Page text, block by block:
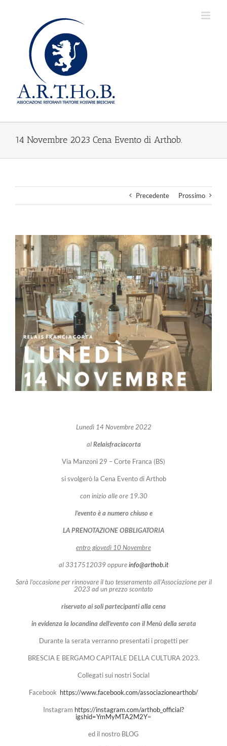
14 Novembre 2023 Cena Evento di Arthob.
Precedente Prossimo
Ingrandisci
immagine
Lunedì 14 Novembre 2022
alRelaisfraciacorta
Via Manzoni 29 – Corte Franca (BS)
si svolgerò la Cena Evento di Arthob
con inizio alle ore 19.30
l’evento è a numero chiuso e
LAPRENOTAZIONE OBBLIGATORIA
entro giovedì 10 Novembre
al 3317512039 oppureinfo@arthob.it
Sarà l’occasione per rinnovare il tuo tesseramento all’Associazione per il
2023 ad un prezzo scontato
riservato ai soli partecipanti alla cena
in evidenza la locandina dell’evento con il Menù della serata
Durante la serata verranno presentati i progetti per
BRESCIA E BERGAMO CAPITALE DELLA CULTURA 2023.
Collegati sui nostri Social
Facebook https://www.facebook.com/associazionearthob/
Instagram https://instagram.com/arthob_official?
igshid=YmMyMTA2M2Y=
ed il nostro BLOG